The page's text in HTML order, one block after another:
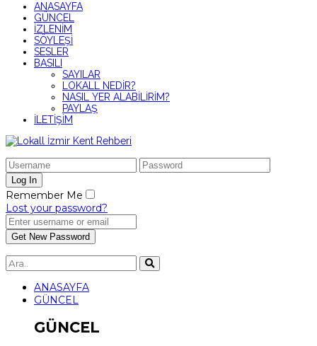
ANASAYFA
GÜNCEL
İZLENİM
SÖYLEŞİ
SESLER
BASILI
SAYILAR
LOKALL NEDİR?
NASIL YER ALABİLİRİM?
PAYLAŞ
İLETİŞİM
Remember Me
Lost your password?
ANASAYFA
GÜNCEL
GÜNCEL